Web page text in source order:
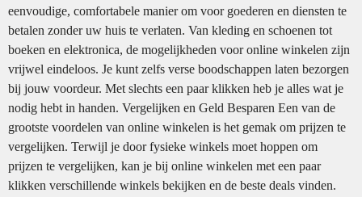
eenvoudige, comfortabele manier om voor goederen en diensten te
betalen zonder uw huis te verlaten. Van kleding en schoenen tot
boeken en elektronica, de mogelijkheden voor online winkelen zijn
vrijwel eindeloos. Je kunt zelfs verse boodschappen laten bezorgen
bij jouw voordeur. Met slechts een paar klikken heb je alles wat je
nodig hebt in handen. Vergelijken en Geld Besparen Een van de
grootste voordelen van online winkelen is het gemak om prijzen te
vergelijken. Terwijl je door fysieke winkels moet hoppen om
prijzen te vergelijken, kan je bij online winkelen met een paar
klikken verschillende winkels bekijken en de beste deals vinden.